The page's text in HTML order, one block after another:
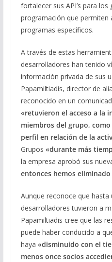
fortalecer sus API’s para
programación que permiten
programas específicos.
A través de estas
desarrolladores han tenido
información privada de sus
Papamiltiadis, director de
reconocido en un
«retuvieron el acceso a la
miembros del grupo,
perfil en relación de la
Grupos «durante más
la empresa aprobó sus
entonces hemos eliminado
Aunque reconoce que hasta
desarrolladores tuvieron a
Papamiltiadis cree que las
puede haber conducido a
haya «disminuido con el
menos once socios